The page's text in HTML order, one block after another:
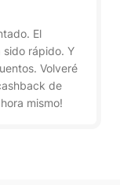
El
sido rápido. Y
Volveré
de
mismo!